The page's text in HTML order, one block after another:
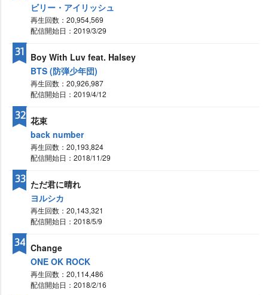
ビリー・アイリッシュ
再生回数：20,954,569
配信開始日：2019/3/29
Boy With Luv feat. Halsey
BTS (防弾少年団)
再生回数：20,926,987
配信開始日：2019/4/12
31
花束
back number
再生回数：20,193,824
配信開始日：2018/11/29
32
ただ君に晴れ
ヨルシカ
再生回数：20,143,321
配信開始日：2018/5/9
33
Change
ONE OK ROCK
再生回数：20,114,486
配信開始日：2018/2/16
34